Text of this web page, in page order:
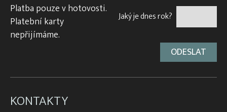
Platba pouze v hotovosti.
Platební karty
nepřijímáme.
Jaký je dnes rok?
KONTAKTY